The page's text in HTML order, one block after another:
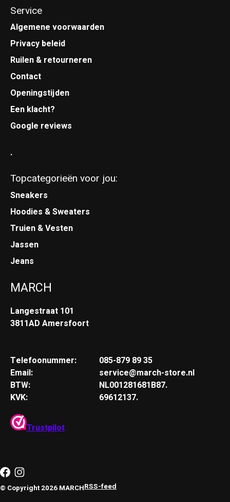
Service
Algemene voorwaarden
Privacy beleid
Ruilen & retourneren
Contact
Openingstijden
Een klacht?
Google reviews
.
Topcategorieën voor jou:
Sneakers
Hoodies & Sweaters
Truien & Vesten
Jassen
Jeans
MARCH
Langestraat 101
3811AD Amersfoort
Telefoonummer:
Email:
BTW:
KVK:
085-879 89 35
service@march-store.nl
NL001281681B87.
69612137.
Trustpilot
© Copyright 2026 MARCHRSS-feed